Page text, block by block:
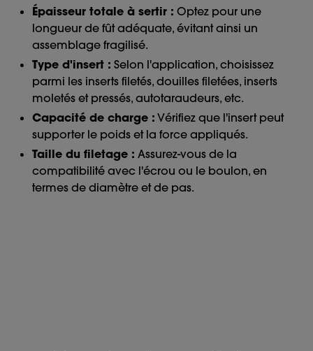
Épaisseur totale à sertir : Optez pour une
longueur de fût adéquate, évitant ainsi un
assemblage fragilisé.
Type d'insert : Selon l'application, choisissez
parmi les inserts filetés, douilles filetées, inserts
moletés et pressés, autotaraudeurs, etc.
Capacité de charge : Vérifiez que l'insert peut
supporter le poids et la force appliqués.
Taille du filetage : Assurez-vous de la
compatibilité avec l'écrou ou le boulon, en
termes de diamètre et de pas.